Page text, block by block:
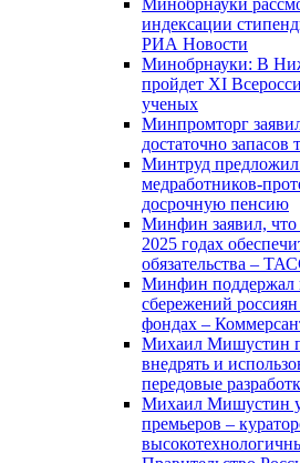
Минобрнауки
индексации
РИА Новости
Минобрнауки: В
пройдет XI
ученых
Минпромторг
достаточно
Минтруд предложил
медработников-
досрочную пенсию
Минфин заявил,
2025 годах
обязательства –
Минфин поддержал
сбережений
фондах –
Михаил Мишустин
внедрять и
передовые
Михаил Мишустин
премьеров –